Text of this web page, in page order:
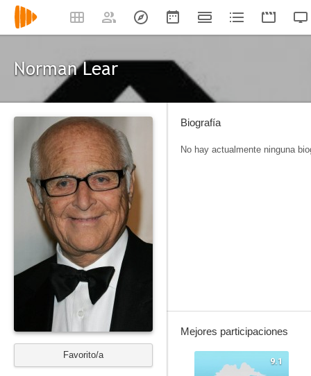
Norman Lear
Favorito/a
Biografía
No hay actualmente ninguna
Mejores participaciones
9.1